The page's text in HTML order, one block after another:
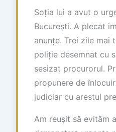
Soția lui a avut o
București. A plecat
anunțe. Trei zile mai
poliție desemnat cu
sesizat procurorul.
propunere de
judiciar cu arestul
Am reușit să evităm